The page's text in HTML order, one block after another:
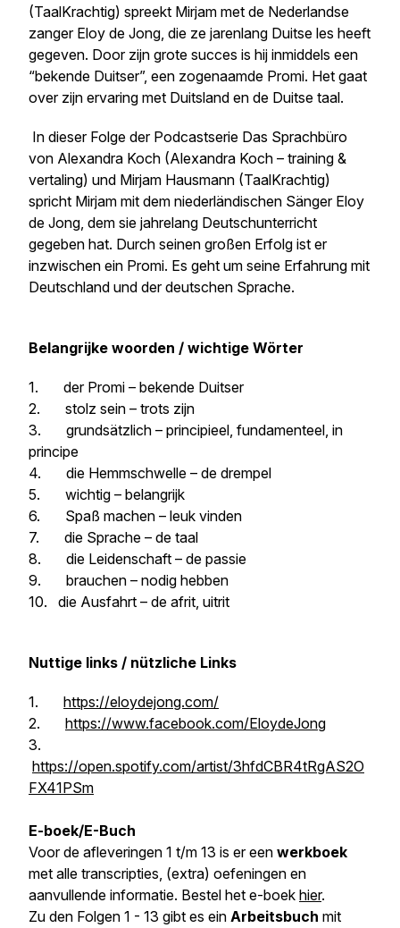
(TaalKrachtig) spreekt Mirjam met de Nederlandse
zanger Eloy de Jong, die ze jarenlang Duitse les heeft
gegeven. Door zijn grote succes is hij inmiddels een
“bekende Duitser”, een zogenaamde Promi. Het gaat
over zijn ervaring met Duitsland en de Duitse taal.
In dieser Folge der Podcastserie Das Sprachbüro
von Alexandra Koch (Alexandra Koch – training &
vertaling) und Mirjam Hausmann (TaalKrachtig)
spricht Mirjam mit dem niederländischen Sänger Eloy
de Jong, dem sie jahrelang Deutschunterricht
gegeben hat. Durch seinen großen Erfolg ist er
inzwischen ein Promi. Es geht um seine Erfahrung mit
Deutschland und der deutschen Sprache.
Belangrijke woorden / wichtige Wörter
1. der Promi – bekende Duitser
2. stolz sein – trots zijn
3. grundsätzlich – principieel, fundamenteel, in
principe
4. die Hemmschwelle – de drempel
5. wichtig – belangrijk
6. Spaß machen – leuk vinden
7. die Sprache – de taal
8. die Leidenschaft – de passie
9. brauchen – nodig hebben
10. die Ausfahrt – de afrit, uitrit
Nuttige links / nützliche Links
1. https://eloydejong.com/
2. https://www.facebook.com/EloydeJong
3.
https://open.spotify.com/artist/3hfdCBR4tRgAS2O
FX41PSm
E-boek/E-Buch
Voor de afleveringen 1 t/m 13 is er een werkboek
met alle transcripties, (extra) oefeningen en
aanvullende informatie. Bestel het e-boek hier.
Zu den Folgen 1 - 13 gibt es ein Arbeitsbuch mit